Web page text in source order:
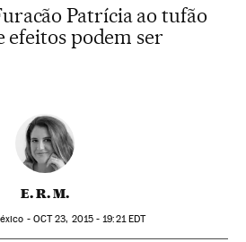
Patrícia ao tufão
efeitos podem ser
E. R. M.
- OCT23, 2015 - 19:21EDT